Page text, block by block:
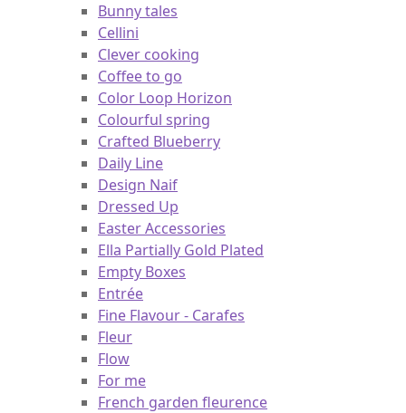
Blossom
Boston
Bunny tales
Cellini
Clever cooking
Coffee to go
Color Loop Horizon
Colourful spring
Crafted Blueberry
Daily Line
Design Naif
Dressed Up
Easter Accessories
Ella Partially Gold Plated
Empty Boxes
Entrée
Fine Flavour - Carafes
Fleur
Flow